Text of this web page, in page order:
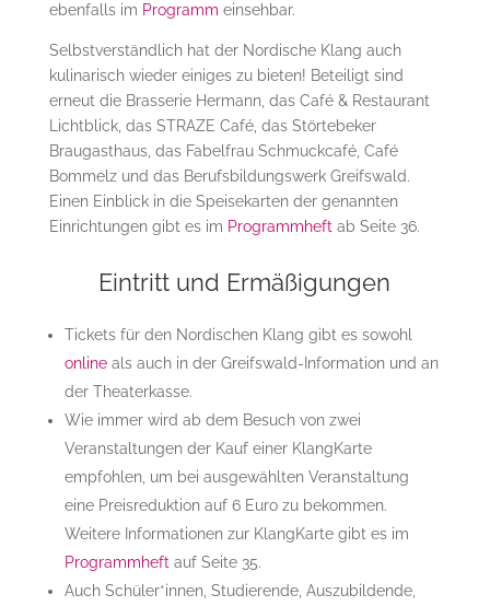
ebenfalls im Programm einsehbar.
Selbstverständlich hat der Nordische Klang auch
kulinarisch wieder einiges zu bieten! Beteiligt sind
erneut die Brasserie Hermann, das Café & Restaurant
Lichtblick, das STRAZE Café, das Störtebeker
Braugasthaus, das Fabelfrau Schmuckcafé, Café
Bommelz und das Berufsbildungswerk Greifswald.
Einen Einblick in die Speisekarten der genannten
Einrichtungen gibt es im Programmheft ab Seite 36.
Eintritt und Ermäßigungen
Tickets für den Nordischen Klang gibt es sowohl
onlineals auch in der Greifswald-Information und an
der Theaterkasse.
Wie immer wird ab dem Besuch von zwei
Veranstaltungen der Kauf einer KlangKarte
empfohlen, um bei ausgewählten Veranstaltung
eine Preisreduktion auf 6 Euro zu bekommen.
Weitere Informationen zur KlangKarte gibt es im
Programmheft auf Seite 35.
Auch Schüler*innen, Studierende, Auszubildende,